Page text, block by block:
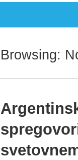
Browsing: